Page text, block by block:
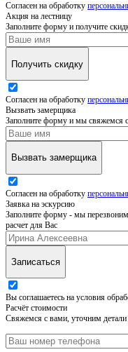
Согласен на обработку
Акция на лестницу
Заполните форму и получите
Получить скидку
Согласен на обработку
Вызвать замерщика
Заполните форму и мы свяжемся
Вызвать замерщика
Согласен на обработку
Заявка на эскурсию
Заполните форму - мы
расчет для Вас
Записаться
Вы соглашаетесь на условия
Расчёт стоимости
Свяжемся с вами, уточним